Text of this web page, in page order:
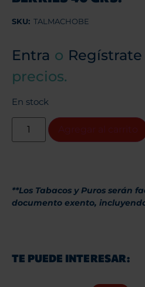
SKU: TALMACHOBE
Entra o Regístrate
precios.
En stock
**Los Tabacos y Puros serán
documento exento,
TE PUEDE INTERESAR: